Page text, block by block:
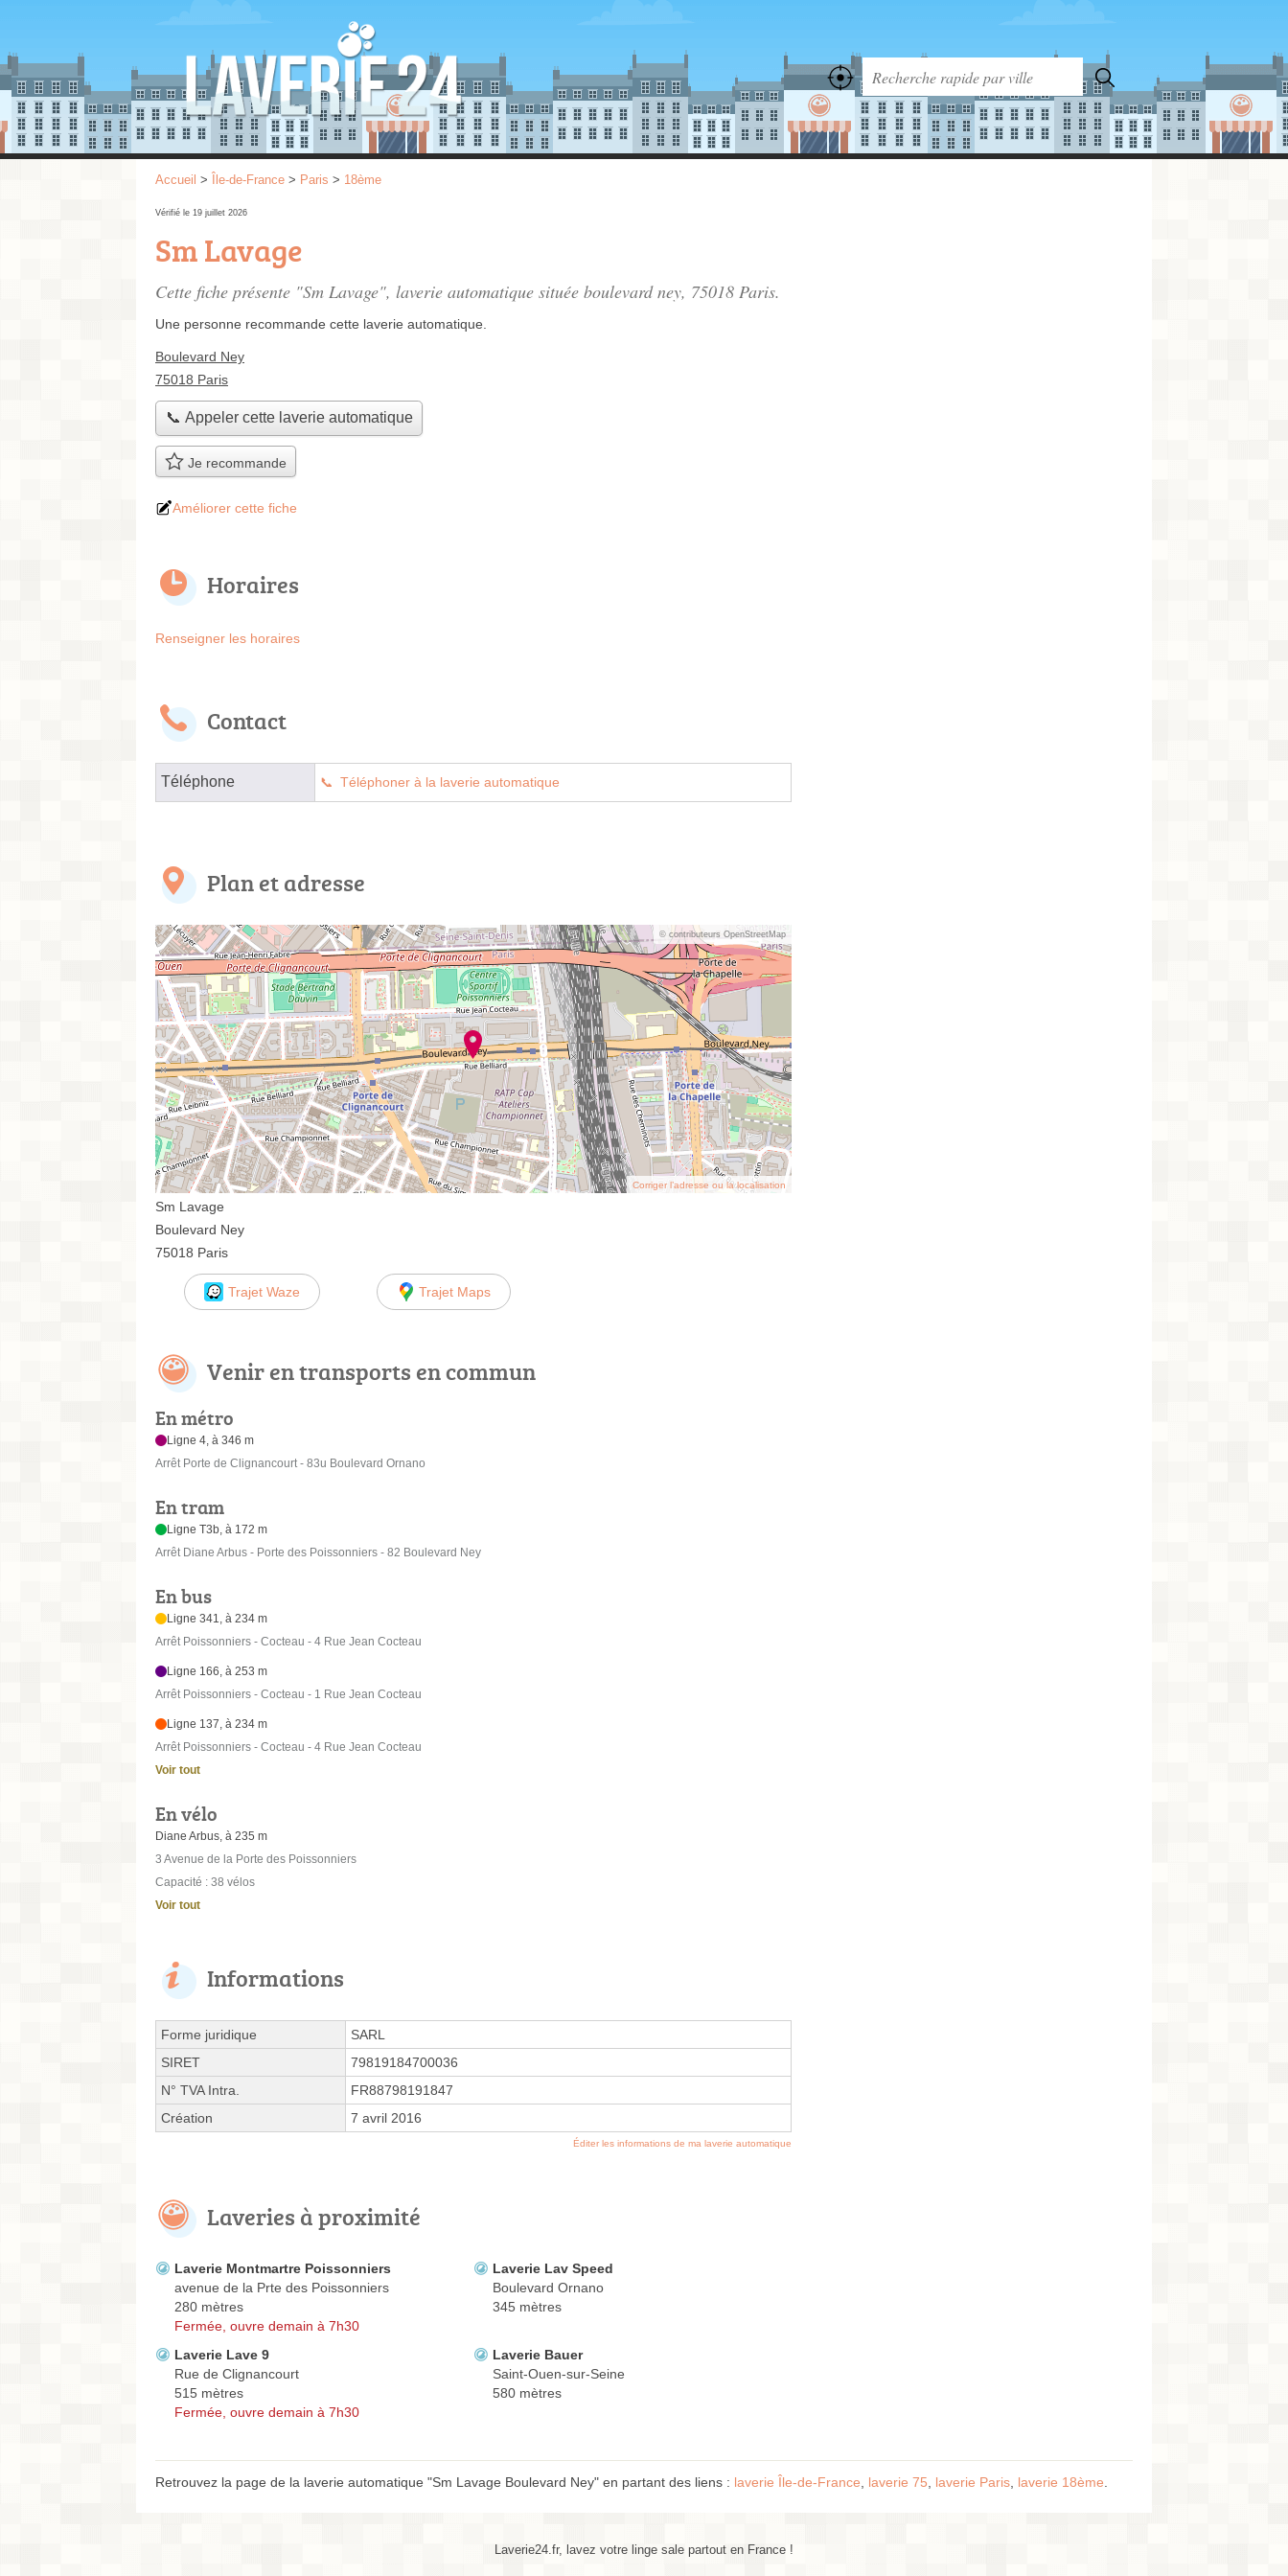
Accueil > Île-de-France > Paris > 18ème
Vérifié le 19 juillet 2026
Sm Lavage
Cette fiche présente "Sm Lavage", laverie automatique située boulevard ney, 75018 Paris.
Une personne recommande cette laverie automatique.
Boulevard Ney
75018 Paris
📞 Appeler cette laverie automatique
Je recommande
Améliorer cette fiche
Horaires
Renseigner les horaires
Contact
Téléphone Téléphoner à la laverie automatique
Plan et adresse
© contributeurs OpenStreetMap
Corriger l’adresse ou la localisation
Sm Lavage
Boulevard Ney
75018 Paris
Trajet Waze Trajet Maps
Venir en transports en commun
En métro
Ligne 4, à 346 m
Arrêt Porte de Clignancourt - 83u Boulevard Ornano
En tram
Ligne T3b, à 172 m
Arrêt Diane Arbus - Porte des Poissonniers - 82 Boulevard Ney
En bus
Ligne 341, à 234 m
Arrêt Poissonniers - Cocteau - 4 Rue Jean Cocteau
Ligne 166, à 253 m
Arrêt Poissonniers - Cocteau - 1 Rue Jean Cocteau
Ligne 137, à 234 m
Arrêt Poissonniers - Cocteau - 4 Rue Jean Cocteau
Voir tout
En vélo
Diane Arbus, à 235 m
3 Avenue de la Porte des Poissonniers
Capacité : 38 vélos
Voir tout
Informations
Forme juridique
SARL
SIRET
79819184700036
N° TVA Intra.
FR88798191847
Création
7 avril 2016
Éditer les informations de ma laverie automatique
Laveries à proximité
Laverie Montmartre Poissonniers
avenue de la Prte des Poissonniers
280 mètres
Fermée, ouvre demain à 7h30
Laverie Lav Speed
Boulevard Ornano
345 mètres
Laverie Lave 9
Rue de Clignancourt
515 mètres
Fermée, ouvre demain à 7h30
Laverie Bauer
Saint-Ouen-sur-Seine
580 mètres
Retrouvez la page de la laverie automatique "Sm Lavage Boulevard Ney" en partant des liens : laverie Île-de-France, laverie 75, laverie Paris, laverie 18ème.
Laverie24.fr, lavez votre linge sale partout en France !